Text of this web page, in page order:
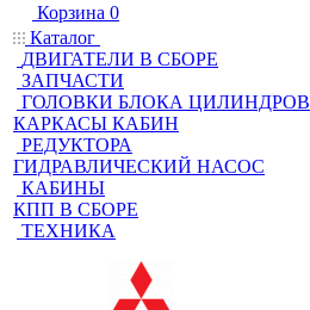
Корзина 0
Каталог
ДВИГАТЕЛИ В СБОРЕ
ЗАПЧАСТИ
ГОЛОВКИ БЛОКА ЦИЛИНДРОВ
КАРКАСЫ КАБИН
РЕДУКТОРА
ГИДРАВЛИЧЕСКИЙ НАСОС
КАБИНЫ
КПП В СБОРЕ
ТЕХНИКА